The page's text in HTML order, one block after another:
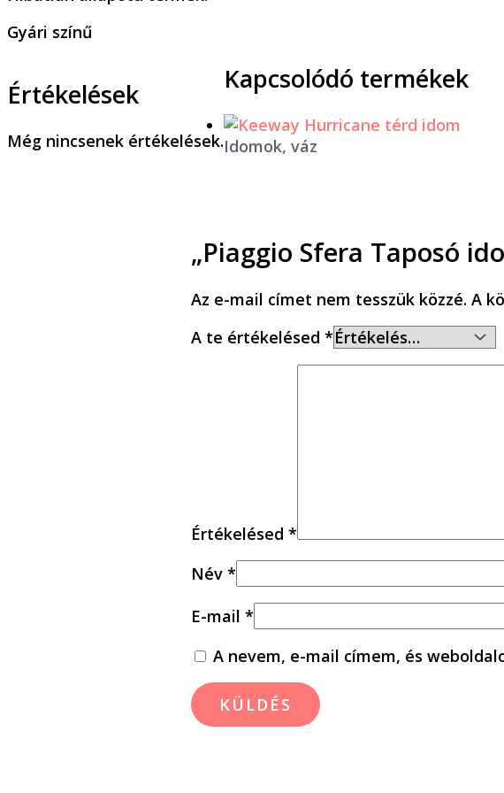
Gyári színű
Értékelések
Még nincsenek értékelések.
„Piaggio Sfera Taposó
Az e-mail címet nem tesszük közzé. A
A te értékelésed *
Értékelésed *
Név *
E-mail *
A nevem, e-mail címem, és
Kapcsolódó termékek
Idomok, váz